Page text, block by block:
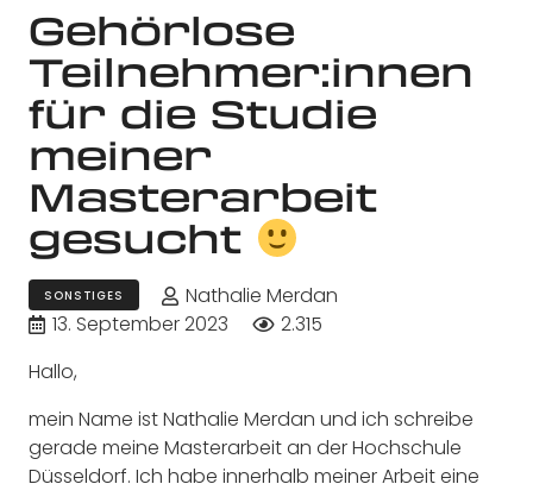
Gehörlose
Teilnehmer:innen
für die Studie
meiner
Masterarbeit
gesucht
SONSTIGES
Nathalie Merdan
13. September 2023
2.315
Hallo,
mein Name ist Nathalie Merdan und ich schreibe
gerade meine Masterarbeit an der Hochschule
Düsseldorf. Ich habe innerhalb meiner Arbeit eine